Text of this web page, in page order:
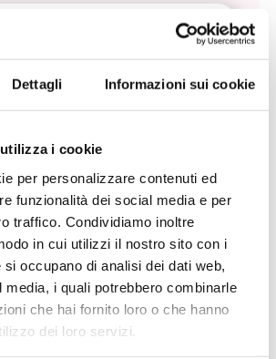
Dettagli Informazioni sui cookie
i cookie
per personalizzare contenuti ed
funzionalità dei social media e per
traffico. Condividiamo inoltre
in cui utilizzi il nostro sito con i
occupano di analisi dei dati web,
media, i quali potrebbero combinarle
che hai fornito loro o che hanno
dei loro servizi.
Utilizzare I Servizi Offerti
Bollino Rosa?
Vantaggi Per La
in questa
inviarci un tuo